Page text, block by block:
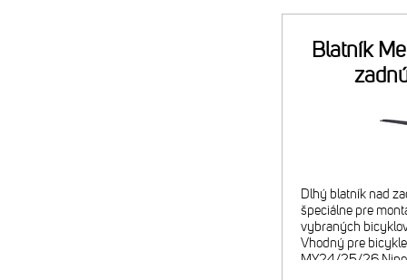
Blatník
Dlhý blatník nad
špeciálne pre
vybraných
Vhodný pre
MY24/25/26